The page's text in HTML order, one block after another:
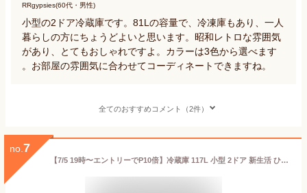
RRgypsies(60代・男性)
小型の2ドア冷蔵庫です。81Lの容量で、冷凍庫もあり、一人
暮らしの方にちょうどよいと思います。昭和レトロな雰囲気
があり、とてもおしゃれですよ。カラーは3色から選べます
。お部屋の雰囲気に合わせてコーディネートできますね。
全てのおすすめコメント（2件）
no. 7
【7/5 19時〜エントリーでP10倍】冷蔵庫 117L 小型 2ドア 新生活 ひとり暮らし 一人暮らし コンパクト 右開き オフィス 単身 おしゃれ セカンド冷凍庫 白 ホワイト MAXZEN マクスゼン JR117ML01WH エクプラ特選